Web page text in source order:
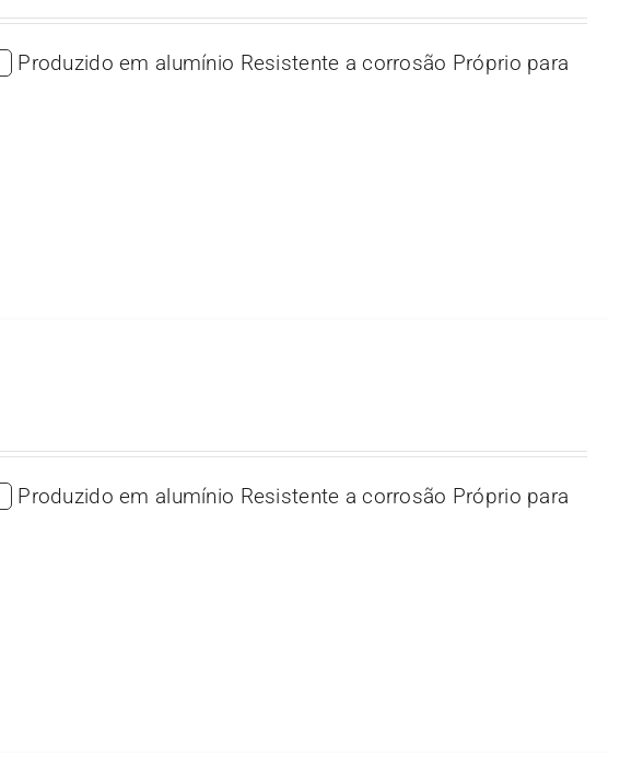
Produzido em alumínio Resistente a corrosão Próprio para
Produzido em alumínio Resistente a corrosão Próprio para